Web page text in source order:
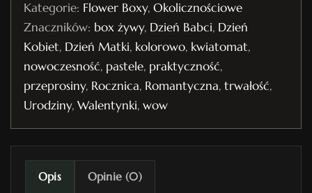
F
l
o
w
e
r
B
o
x
2
Kategorie: Flower Boxy, Okolicznościowe
Znaczników: box żywy, Dzień Babci, Dzień
Kobiet, Dzień Matki, kolorowo, kwiatomat,
nowoczesność, pastele, praktyczność,
przeprosiny, Rocznica, Romantyczna, trwałość,
Urodziny, Walentynki, wow
Opis Opinie (0)